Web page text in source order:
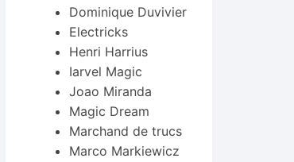
Dominique Duvivier
Electricks
Henri Harrius
Iarvel Magic
Joao Miranda
Magic Dream
Marchand de trucs
Marco Markiewicz